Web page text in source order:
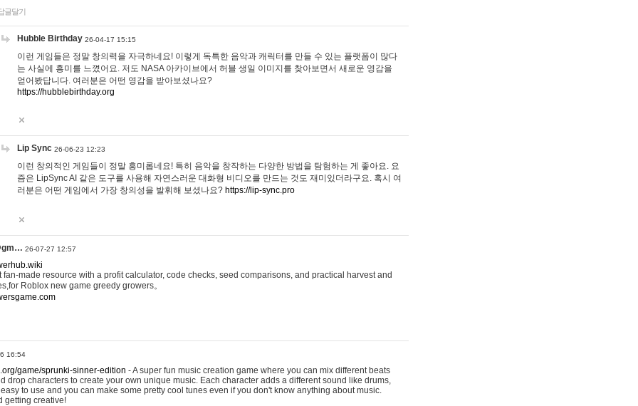
글달기
Hubble Birthday 26-04-17 15:15
이런 게임들은 정말 창의력을 자극하네요! 이렇게 독특한 음악과 캐릭터를 만들 수 있는 플랫폼이 많다
는 사실에 흥미를 느꼈어요. 저도 NASA 아카이브에서 허블 생일 이미지를 찾아보면서 새로운 영감을
얻어봤답니다. 여러분은 어떤 영감을 받아보셨나요?
https://hubblebirthday.org
Lip Sync 26-06-23 12:23
이런 창의적인 게임들이 정말 흥미롭네요! 특히 음악을 창작하는 다양한 방법을 탐험하는 게 좋아요. 요
즘은 LipSync AI 같은 도구를 사용해 자연스러운 대화형 비디오를 만드는 것도 재미있더라구요. 혹시 여
러분은 어떤 게임에서 가장 창의성을 발휘해 보셨나요? https://lip-sync.pro
26-07-27 12:57
made resource with a profit calculator, code checks, seed comparisons, and practical harvest and
Roblox new game greedy growers。
16:54
game/sprunki-sinner-edition - A super fun music creation game where you can mix different beats
drop characters to create your own unique music. Each character adds a different sound like drums,
to use and you can make some pretty cool tunes even if you don't know anything about music.
getting creative!